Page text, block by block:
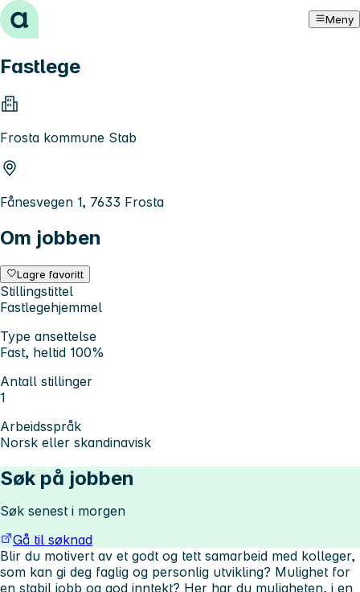
Hopp til innhold Meny
Fastlege
Frosta kommune Stab
Fånesvegen 1, 7633 Frosta
Om jobben
Lagre favoritt
Stillingstittel
Fastlegehjemmel
Type ansettelse
Fast, heltid 100%
Antall stillinger
1
Arbeidsspråk
Norsk eller skandinavisk
Søk på jobben
Søk senest i morgen
Gå til søknad
Blir du motivert av et godt og tett samarbeid med kolleger,
som kan gi deg faglig og personlig utvikling? Mulighet for
en stabil jobb og god inntekt? Her har du muligheten, i en